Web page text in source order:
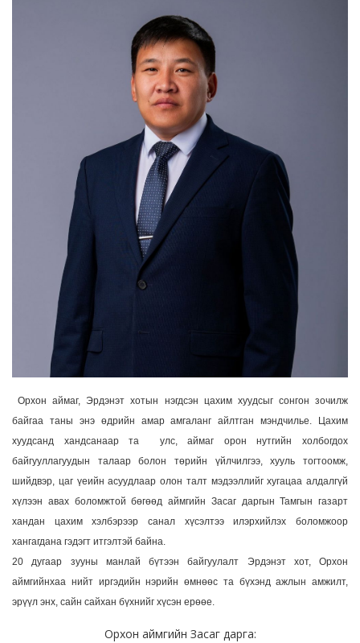
Орхон аймаг, Эрдэнэт хотын нэгдсэн цахим хуудсыг сонгон зочилж
байгаа таны энэ өдрийн амар амгаланг айлтган мэндчилье. Цахим
хуудсанд хандсанаар та улс, аймаг орон нутгийн холбогдох
байгууллагуудын талаар болон төрийн үйлчилгээ, хууль тогтоомж,
шийдвэр, цаг үеийн асуудлаар олон талт мэдээллийг хугацаа алдалгүй
хүлээн авах боломжтой бөгөөд аймгийн Засаг даргын Тамгын газарт
хандан цахим хэлбэрээр санал хүсэлтээ илэрхийлэх боломжоор
хангагдана гэдэгт итгэлтэй байна.
20 дугаар зууны манлай бүтээн байгуулалт Эрдэнэт хот, Орхон
аймгийнхаа нийт иргэдийн нэрийн өмнөөс та бүхэнд ажлын амжилт,
эрүүл энх, сайн сайхан бүхнийг хүсэн ерөөе.
Орхон аймгийн Засаг дарга: